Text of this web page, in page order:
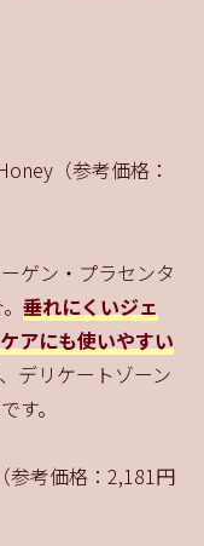
（参考価格：
ゲン・プラセンタ
垂れにくいジェ
アにも使いやすい
デリケートゾーン
す。
考価格：2,181円